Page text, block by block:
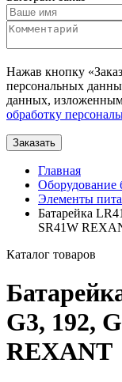
Нажав кнопку «
персональных
данных,
обработку
Заказать
Главная
Оборудование
Элементы
Батарейка
SR41W
Каталог товаров
G3, 192,
REXANT